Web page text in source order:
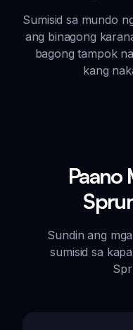
Sumisid sa mundo
ang binagong
bagong tampok
kang
Paano
Sundin ang
sumisid sa